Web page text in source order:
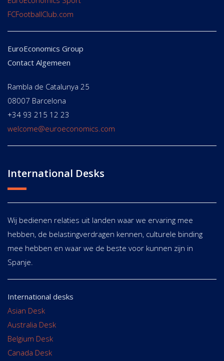
FCFootballClub.com
EuroEconomics Group
Contact Algemeen
Rambla de Catalunya 25
08007 Barcelona
+34 93 215 12 23
welcome@euroeconomics.com
International Desks
Wij bedienen relaties uit landen waar we ervaring mee
hebben, de belastingverdragen kennen, culturele binding
mee hebben en waar we de beste voor kunnen zijn in
Spanje.
International desks
Asian Desk
Australia Desk
Belgium Desk
Canada Desk